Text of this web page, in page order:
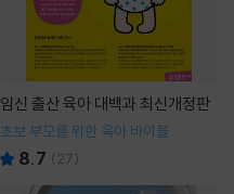
임신 출산 육아 대백과 최신개정판
초보 부모를 위한 육아 바이블
8.7 ( 27)